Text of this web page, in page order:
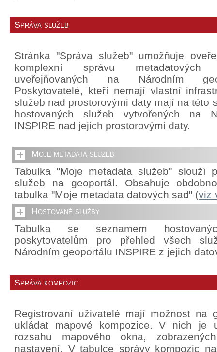
Správa služeb
Stránka "Správa služeb" umožňuje
komplexní správu metadatových
uveřejňovaných na Národním
Poskytovatelé, kteří nemají vlastní
služeb nad prostorovými daty mají na této
hostovaných služeb vytvořených na
INSPIRE nad jejich prostorovými daty.
Moje metadata služeb
Tabulka "Moje metadata služeb" slouží
služeb na geoportál. Obsahuje
tabulka "Moje metadata datových sad" (viz
Hostované služby
Tabulka se seznamem
poskytovatelům pro přehled všech
Národním geoportálu INSPIRE z jejich
Správa kompozic
Registrovaní uživatelé mají možnost na
ukládat mapové kompozice. V nich je
rozsahu mapového okna,
nastavení. V tabulce správy kompozic